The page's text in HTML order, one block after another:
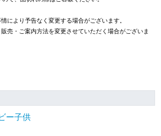
により予告なく変更する場合がございます。
売・ご案内方法を変更させていただく場合がございま
ー子供